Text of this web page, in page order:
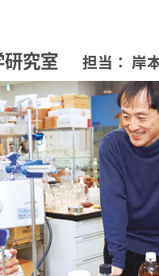
究室 担当： 岸